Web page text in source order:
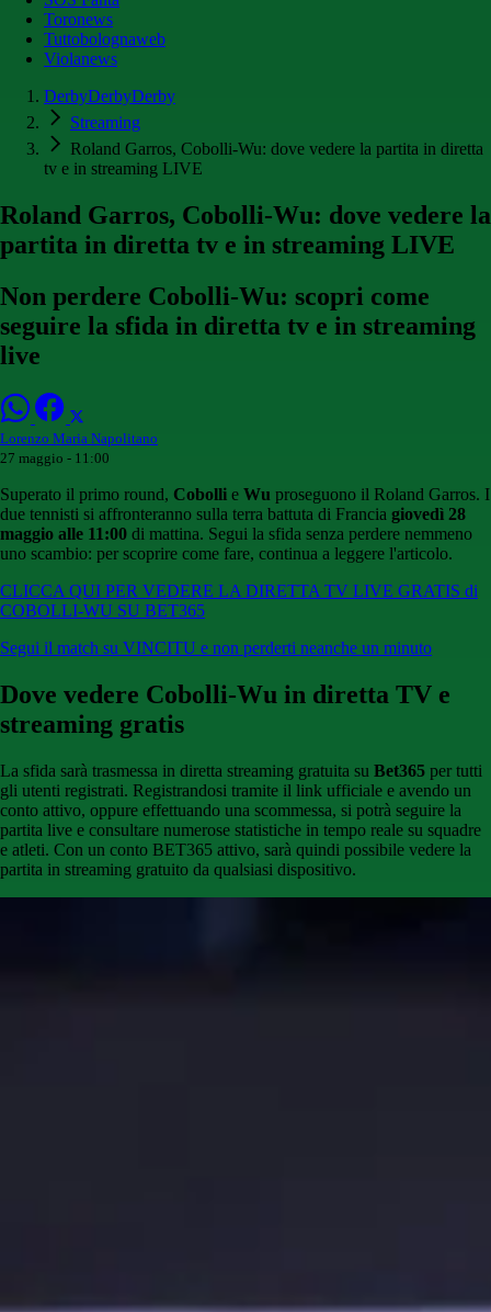
Toronews
Tuttobolognaweb
Violanews
DerbyDerbyDerby
Streaming
Roland Garros, Cobolli-Wu: dove vedere la partita in diretta
tv e in streaming LIVE
Roland Garros, Cobolli-Wu: dove vedere la
partita in diretta tv e in streaming LIVE
Non perdere Cobolli-Wu: scopri come
seguire la sfida in diretta tv e in streaming
live
Lorenzo Maria Napolitano
27 maggio - 11:00
Superato il primo round, Cobolli e Wu proseguono il Roland Garros. I
due tennisti si affronteranno sulla terra battuta di Francia giovedì 28
maggio alle 11:00 di mattina. Segui la sfida senza perdere nemmeno
uno scambio: per scoprire come fare, continua a leggere l'articolo.
CLICCA QUI PER VEDERE LA DIRETTA TV LIVE GRATIS di
COBOLLI-WU SU BET365
Segui il match su VINCITU e non perderti neanche un minuto
Dove vedere Cobolli-Wu in diretta TV e
streaming gratis
La sfida sarà trasmessa in diretta streaming gratuita su Bet365 per tutti
gli utenti registrati. Registrandosi tramite il link ufficiale e avendo un
conto attivo, oppure effettuando una scommessa, si potrà seguire la
partita live e consultare numerose statistiche in tempo reale su squadre
e atleti. Con un conto BET365 attivo, sarà quindi possibile vedere la
partita in streaming gratuito da qualsiasi dispositivo.